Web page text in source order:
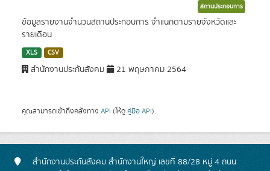
สถานประกอบการ
ข้อมูลรายงานจำนวนสถานประกอบการ จำแนกตามรายจังหวัดและ
รายเดือน
XLS CSV
สำนักงานประกันสังคม 21 พฤษภาคม 2564
คุณสามารถเข้าถึงคลังทาง API (ให้ดู คู่มือ API).
สำนักงานประกันสังคม สำนักงานใหญ่ เลขที่ 88/28 หมู่ 4 ถนน